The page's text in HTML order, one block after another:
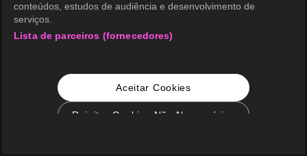
conteúdos, estudos de audiência e desenvolvimento de
serviços.
Lista de parceiros (fornecedores)
Aceitar Cookies
Rejeitar Cookies Não Necessários